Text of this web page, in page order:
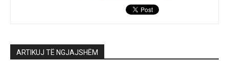
ARTIKUJ TË NGJAJSHËM